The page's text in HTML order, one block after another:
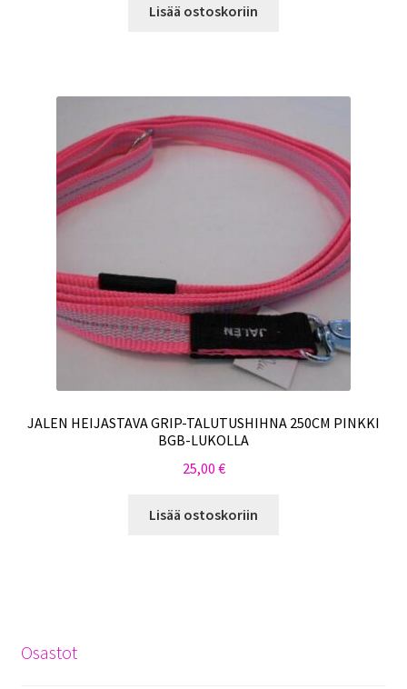
Lisää ostoskoriin
JALEN HEIJASTAVA GRIP-TALUTUSHIHNA 250CM PINKKI
BGB-LUKOLLA
25,00 €
Lisää ostoskoriin
Osastot